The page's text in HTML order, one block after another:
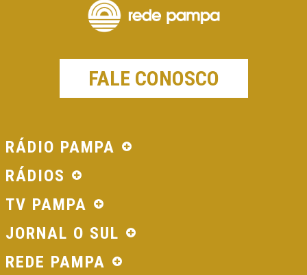
FALE CONOSCO
RÁDIO PAMPA
RÁDIOS
TV PAMPA
JORNAL O SUL
REDE PAMPA